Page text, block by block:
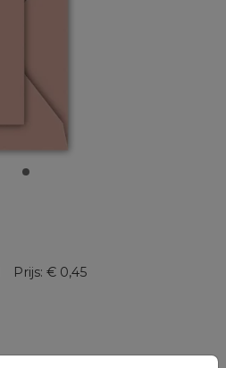
Prijs: € 0,45